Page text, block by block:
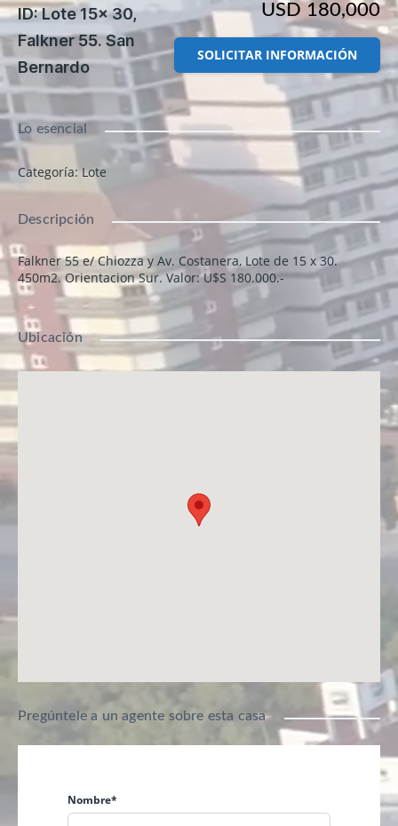
ID: Lote 15x 30,
Falkner 55. San
Bernardo
USD 180,000
SOLICITAR INFORMACIÓN
Lo esencial
Categoría: Lote
Descripción
Falkner 55 e/ Chiozza y Av. Costanera, Lote de 15 x 30.
450m2. Orientacion Sur. Valor: U$S 180.000.-
Ubicación
Pregúntele a un agente sobre esta casa
Nombre*